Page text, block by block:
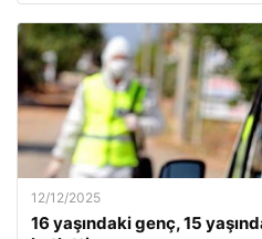
12/12/2025
16 yaşındaki genç, 15